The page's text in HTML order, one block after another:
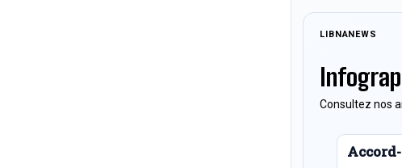
LIBNANEWS
Consultez nos